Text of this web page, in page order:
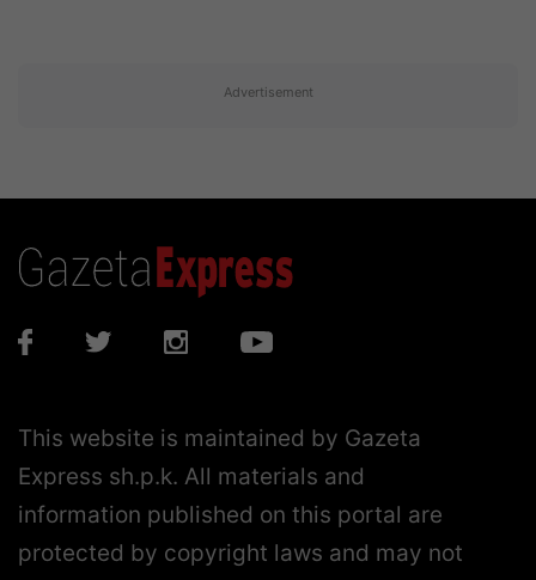
Advertisement
This website is maintained by Gazeta
Express sh.p.k. All materials and
information published on this portal are
protected by copyright laws and may not